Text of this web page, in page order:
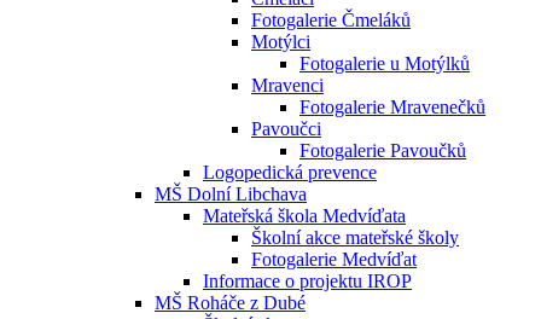
Fotogalerie Čmeláků
Motýlci
Fotogalerie u Motýlků
Mravenci
Fotogalerie Mravenečků
Pavoučci
Fotogalerie Pavoučků
Logopedická prevence
MŠ Dolní Libchava
Mateřská škola Medvíďata
Školní akce mateřské školy
Fotogalerie Medvíďat
Informace o projektu IROP
MŠ Roháče z Dubé